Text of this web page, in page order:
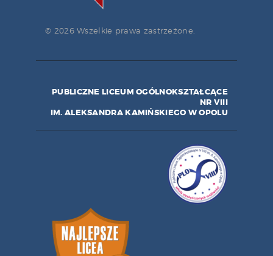
© 2026 Wszelkie prawa zastrzeżone.
PUBLICZNE LICEUM OGÓLNOKSZTAŁCĄCE
NR VIII
IM. ALEKSANDRA KAMIŃSKIEGO W OPOLU